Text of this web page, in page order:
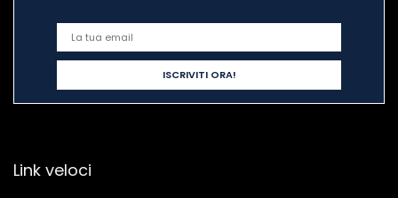
Link veloci